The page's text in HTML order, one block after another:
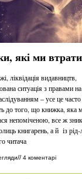
які ми
ліквідація видавництв,
ситуація з правами
– усе це часто
до того, що книжка, яка
непоміченою, все ж
книгарень, а й із рід-
читача
// 4 коментарі